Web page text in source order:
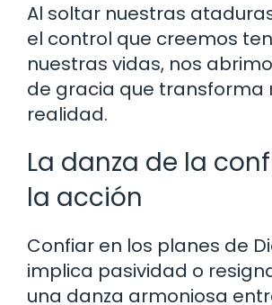
Al soltar nuestras
el control que creemos
nuestras vidas, nos
de gracia que transforma
realidad.
La danza de la
la acción
Confiar en los planes de
implica pasividad o
una danza armoniosa